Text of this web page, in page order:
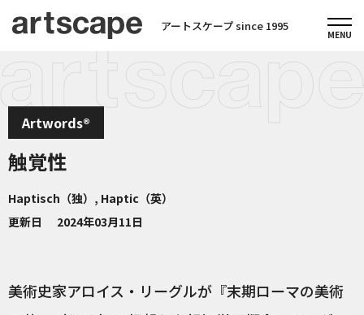
アートスケープ since 1995
Artwords®
触覚性
Haptisch（独）, Haptic（英）
更新日
2024年03月11日
美術史家アロイス・リーグルが『末期ローマの美術